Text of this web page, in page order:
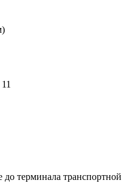
11
терминала транспортной